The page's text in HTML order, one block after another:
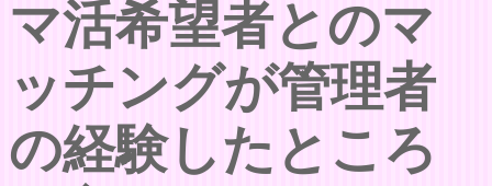
マ活希望者とのマ
ッチングが管理者
の経験したところ